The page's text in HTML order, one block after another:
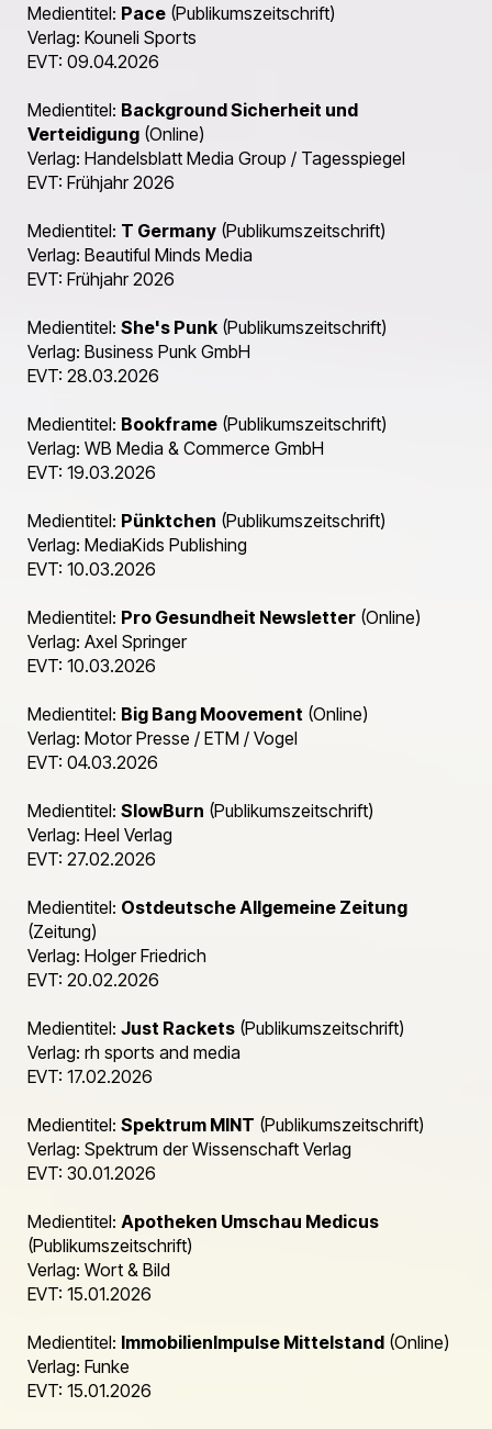
Medientitel: Pace (Publikumszeitschrift)
Verlag: Kouneli Sports
EVT: 09.04.2026
Medientitel: Background Sicherheit und
Verteidigung (Online)
Verlag: Handelsblatt Media Group / Tagesspiegel
EVT: Frühjahr 2026
Medientitel: T Germany (Publikumszeitschrift)
Verlag: Beautiful Minds Media
EVT: Frühjahr 2026
Medientitel: She's Punk (Publikumszeitschrift)
Verlag: Business Punk GmbH
EVT: 28.03.2026
Medientitel: Bookframe (Publikumszeitschrift)
Verlag: WB Media & Commerce GmbH
EVT: 19.03.2026
Medientitel: Pünktchen (Publikumszeitschrift)
Verlag: MediaKids Publishing
EVT: 10.03.2026
Medientitel: Pro Gesundheit Newsletter (Online)
Verlag: Axel Springer
EVT: 10.03.2026
Medientitel: Big Bang Moovement (Online)
Verlag: Motor Presse / ETM / Vogel
EVT: 04.03.2026
Medientitel: SlowBurn (Publikumszeitschrift)
Verlag: Heel Verlag
EVT: 27.02.2026
Medientitel: Ostdeutsche Allgemeine Zeitung
(Zeitung)
Verlag: Holger Friedrich
EVT: 20.02.2026
Medientitel: Just Rackets (Publikumszeitschrift)
Verlag: rh sports and media
EVT: 17.02.2026
Medientitel: Spektrum MINT (Publikumszeitschrift)
Verlag: Spektrum der Wissenschaft Verlag
EVT: 30.01.2026
Medientitel: Apotheken Umschau Medicus
(Publikumszeitschrift)
Verlag: Wort & Bild
EVT: 15.01.2026
Medientitel: ImmobilienImpulse Mittelstand (Online)
Verlag: Funke
EVT: 15.01.2026